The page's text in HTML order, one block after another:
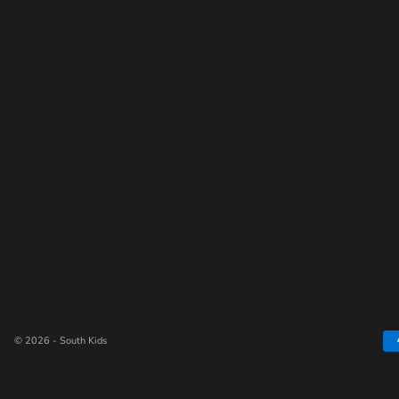
© 2026 - South Kids